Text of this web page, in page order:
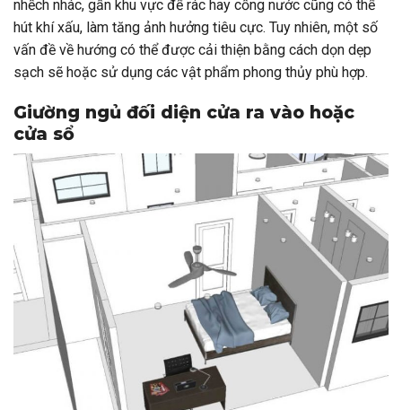
nhếch nhác, gần khu vực để rác hay cống nước cũng có thể
hút khí xấu, làm tăng ảnh hưởng tiêu cực. Tuy nhiên, một số
vấn đề về hướng có thể được cải thiện bằng cách dọn dẹp
sạch sẽ hoặc sử dụng các vật phẩm phong thủy phù hợp.
Giường ngủ đối diện cửa ra vào hoặc
cửa sổ